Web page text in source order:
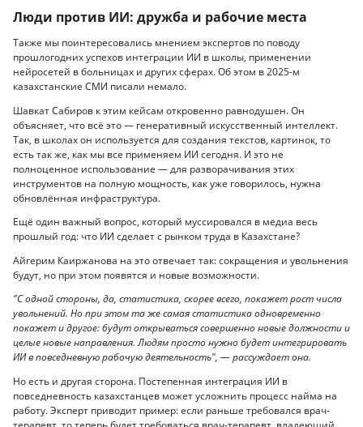
Люди против ИИ: дружба и рабочие места
Также мы поинтересовались мнением экспертов по поводу
прошлогодних успехов интеграции ИИ в школы, применении
нейросетей в больницах и других сферах. Об этом в 2025-м
казахстанские СМИ писали немало.
Шавкат Сабиров к этим кейсам откровенно равнодушен. Он
объясняет, что всё это — генеративный искусственный интеллект.
Так, в школах он используется для создания текстов, картинок, то
есть так же, как мы все применяем ИИ сегодня. И это не
полноценное использование — для разворачивания этих
инструментов на полную мощность, как уже говорилось, нужна
обновлённая инфраструктура.
Ещё один важный вопрос, который муссировался в медиа весь
прошлый год: что ИИ сделает с рынком труда в Казахстане?
Айгерим Каиржанова на это отвечает так: сокращения и увольнения
будут, но при этом появятся и новые возможности.
"С одной стороны, да, статистика, скорее всего, покажет рост числа
увольнений. Но при этом та же самая статистика одновременно
покажет и другое: будут открываться совершенно новые должности и
целые новые направления. Людям просто нужно будет интегрировать
ИИ в повседневную рабочую деятельность", — рассуждает она.
Но есть и другая сторона. Постепенная интеграция ИИ в
повседневность казахстанцев может усложнить процесс найма на
работу. Эксперт приводит пример: если раньше требовался врач-